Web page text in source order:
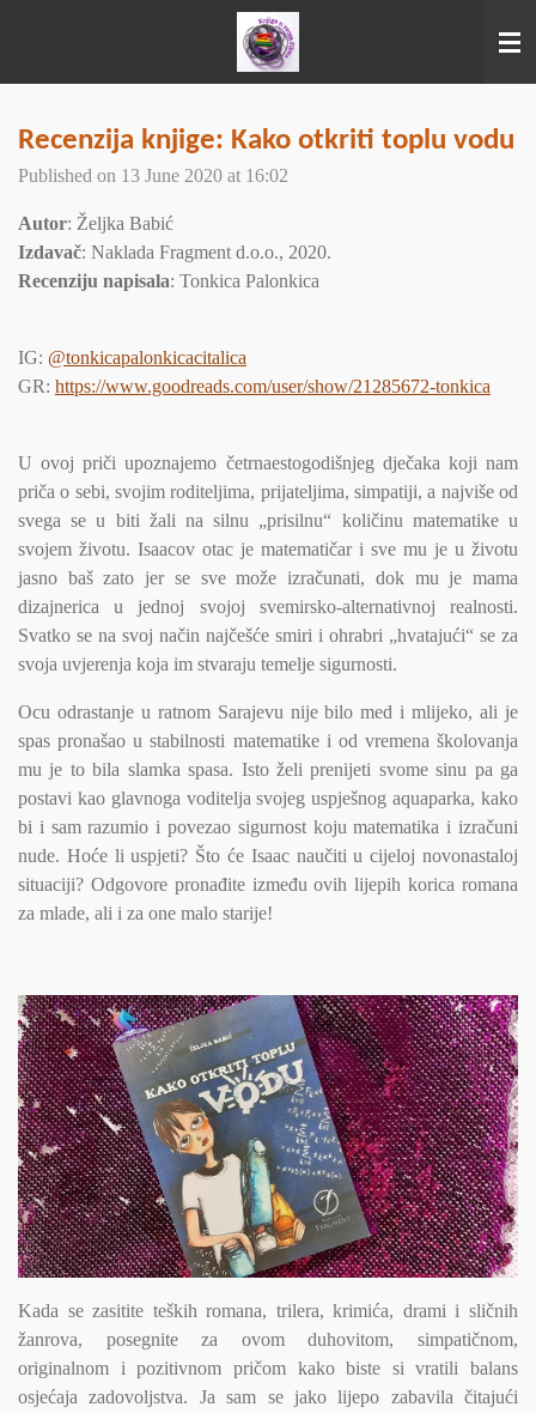
main
Recenzija knjige: Kako otkriti toplu vodu
Published on 13 June 2020 at 16:02
Autor: Željka Babić
Izdavač: Naklada Fragment d.o.o., 2020.
Recenziju napisala: Tonkica Palonkica
IG: @tonkicapalonkicacitalica
GR: https://www.goodreads.com/user/show/21285672-tonkica
U ovoj priči upoznajemo četrnaestogodišnjeg dječaka koji nam
priča o sebi, svojim roditeljima, prijateljima, simpatiji, a najviše od
svega se u biti žali na silnu „prisilnu“ količinu matematike u
svojem životu. Isaacov otac je matematičar i sve mu je u životu
jasno baš zato jer se sve može izračunati, dok mu je mama
dizajnerica u jednoj svojoj svemirsko-alternativnoj realnosti.
Svatko se na svoj način najčešće smiri i ohrabri „hvatajući“ se za
svoja uvjerenja koja im stvaraju temelje sigurnosti.
Ocu odrastanje u ratnom Sarajevu nije bilo med i mlijeko, ali je
spas pronašao u stabilnosti matematike i od vremena školovanja
mu je to bila slamka spasa. Isto želi prenijeti svome sinu pa ga
postavi kao glavnoga voditelja svojeg uspješnog aquaparka, kako
bi i sam razumio i povezao sigurnost koju matematika i izračuni
nude. Hoće li uspjeti? Što će Isaac naučiti u cijeloj novonastaloj
situaciji? Odgovore pronađite između ovih lijepih korica romana
za mlade, ali i za one malo starije!
Kada se zasitite teških romana, trilera, krimića, drami i sličnih
žanrova, posegnite za ovom duhovitom, simpatičnom,
originalnom i pozitivnom pričom kako biste si vratili balans
osjećaja zadovoljstva. Ja sam se jako lijepo zabavila čitajući